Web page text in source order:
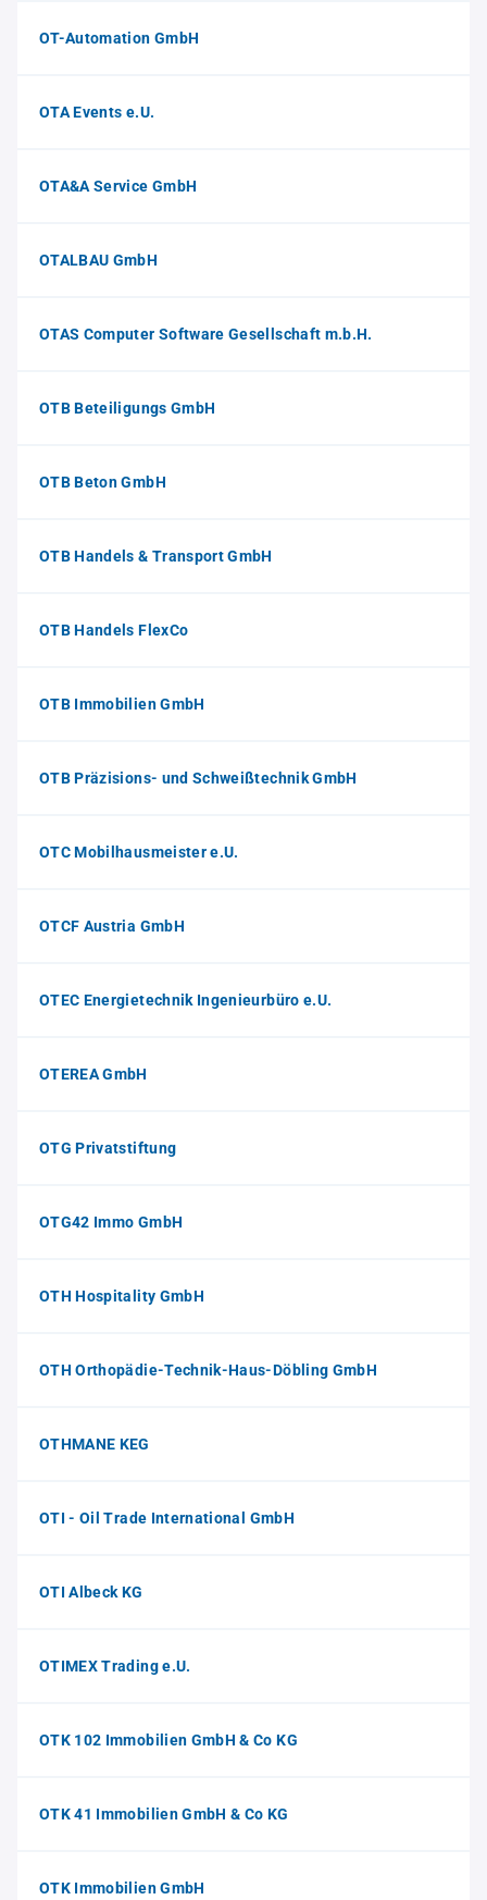
OT-Automation GmbH
OTA Events e.U.
OTA&A Service GmbH
OTALBAU GmbH
OTAS Computer Software Gesellschaft m.b.H.
OTB Beteiligungs GmbH
OTB Beton GmbH
OTB Handels & Transport GmbH
OTB Handels FlexCo
OTB Immobilien GmbH
OTB Präzisions- und Schweißtechnik GmbH
OTC Mobilhausmeister e.U.
OTCF Austria GmbH
OTEC Energietechnik Ingenieurbüro e.U.
OTEREA GmbH
OTG Privatstiftung
OTG42 Immo GmbH
OTH Hospitality GmbH
OTH Orthopädie-Technik-Haus-Döbling GmbH
OTHMANE KEG
OTI - Oil Trade International GmbH
OTI Albeck KG
OTIMEX Trading e.U.
OTK 102 Immobilien GmbH & Co KG
OTK 41 Immobilien GmbH & Co KG
OTK Immobilien GmbH